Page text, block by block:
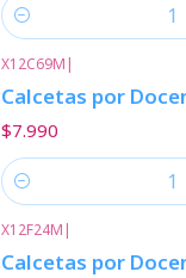
Cantidad
X12C69M |
Calcetas por
$7.990
Cantidad
X12F24M |
Calcetas por